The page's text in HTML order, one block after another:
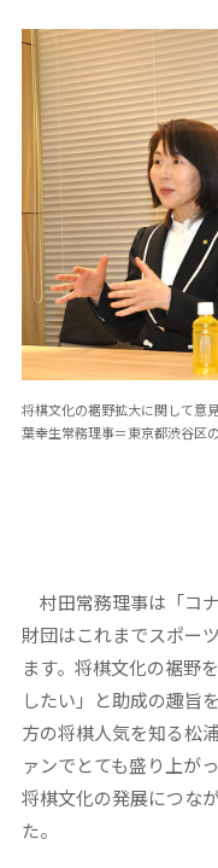
将棋文化の裾野拡大に関して意
葉幸生常務理事＝東京都渋谷区
村田常務理事は「コ
財団はこれまでスポー
ます。将棋文化の裾野
したい」と助成の趣旨
方の将棋人気を知る松
ァンでとても盛り上が
将棋文化の発展につな
た。